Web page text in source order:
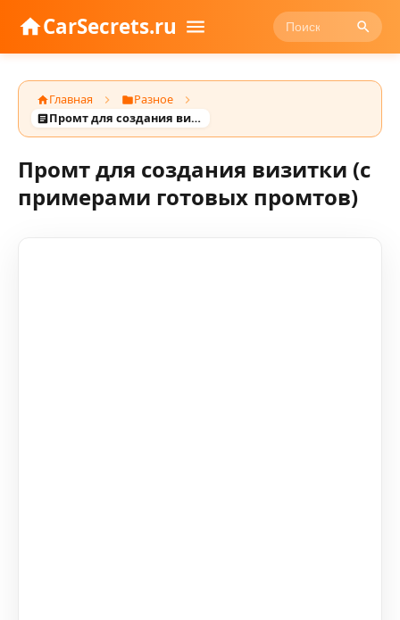
CarSecrets.ru
Главная
Разное
Промт для создания визитки (с примерами готовых промтов)
Промт для создания визитки (с
примерами готовых промтов)